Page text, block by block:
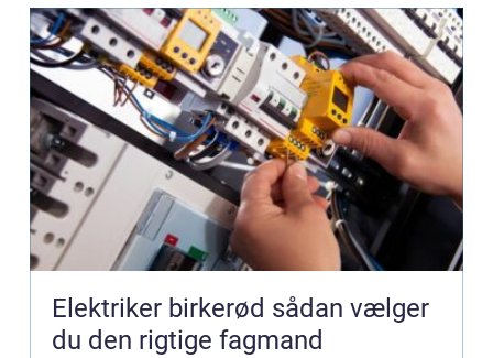
Elektriker birkerød sådan vælger
du den rigtige fagmand